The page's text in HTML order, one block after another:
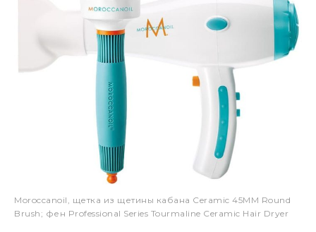
Moroccanoil, щетка из щетины кабана Ceramic 45MM Round
Brush; фен Professional Series Tourmaline Ceramic Hair Dryer